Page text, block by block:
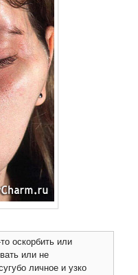
оскорбить или
или не
личное и узко